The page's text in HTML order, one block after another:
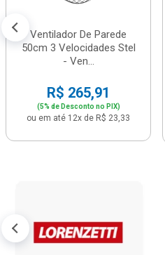
Ventilador De Parede
50cm 3 Velocidades Stel
- Ven...
R$ 265,91
(5% de Desconto no PIX)
ou em até 12x de R$ 23,33